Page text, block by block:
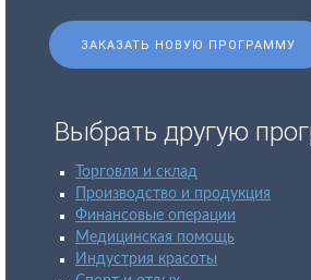
ЗАКАЗАТЬ НОВУЮ ПРОГРАММУ
Выбрать другую
Торговля и склад
Производство и продукция
Финансовые операции
Медицинская помощь
Индустрия красоты